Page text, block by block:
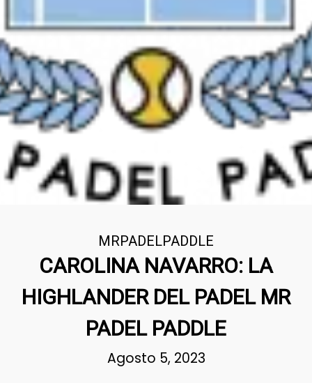
MRPADELPADDLE
CAROLINA NAVARRO: LA
HIGHLANDER DEL PADEL MR
PADEL PADDLE
Agosto 5, 2023